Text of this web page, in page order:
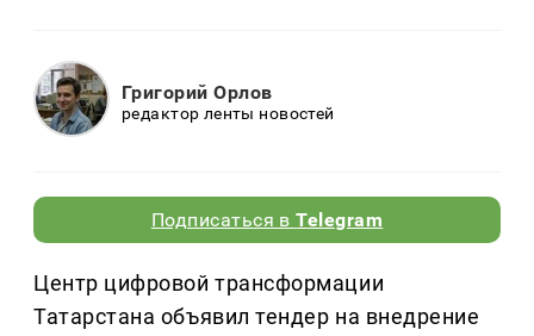
Григорий Орлов
редактор ленты новостей
Подписаться вTelegram
Центр цифровой трансформации
Татарстана объявил тендер на внедрение